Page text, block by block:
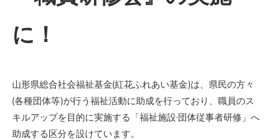
に！
山形県総合社会福祉基金(紅花ふれあい基金)は、県民の方々
(各種団体等)が行う福祉活動に助成を行っており、職員のス
キルアップを目的に実施する「福祉施設·団体従事者研修」へ
助成する区分を設けています。